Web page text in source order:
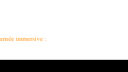
immersive :